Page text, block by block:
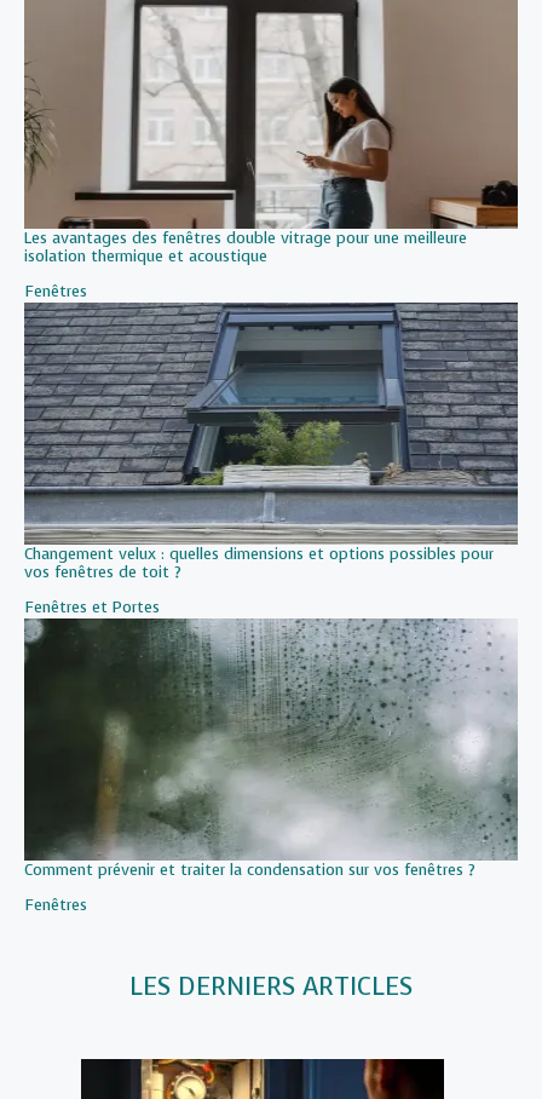
Les avantages des fenêtres double vitrage pour une meilleure
isolation thermique et acoustique
Par rapport à
Fenêtres
Changement velux : quelles dimensions et options possibles pour
vos fenêtres de toit ?
Par rapport à
Fenêtres et Portes
Comment prévenir et traiter la condensation sur vos fenêtres ?
Par rapport à
Fenêtres
LES DERNIERS ARTICLES